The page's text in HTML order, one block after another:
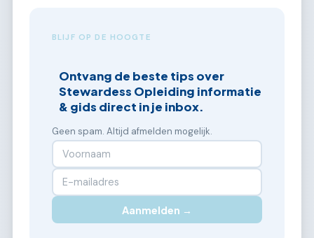
BLIJF OP DE HOOGTE
Ontvang de beste tips over
Stewardess Opleiding informatie
& gids direct in je inbox.
Geen spam. Altijd afmelden mogelijk.
Aanmelden →